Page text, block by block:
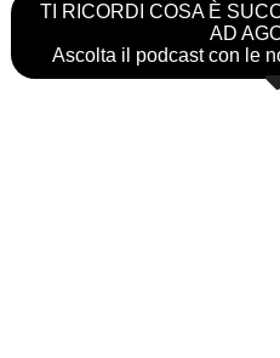
TI RICORDI COSA È
AD
Ascolta il podcast con le